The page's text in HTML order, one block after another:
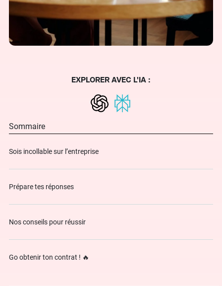
EXPLORER AVEC L'IA :
Sommaire
Sois incollable sur l’entreprise
Prépare tes réponses
Nos conseils pour réussir
Go obtenir ton contrat ! 🔥